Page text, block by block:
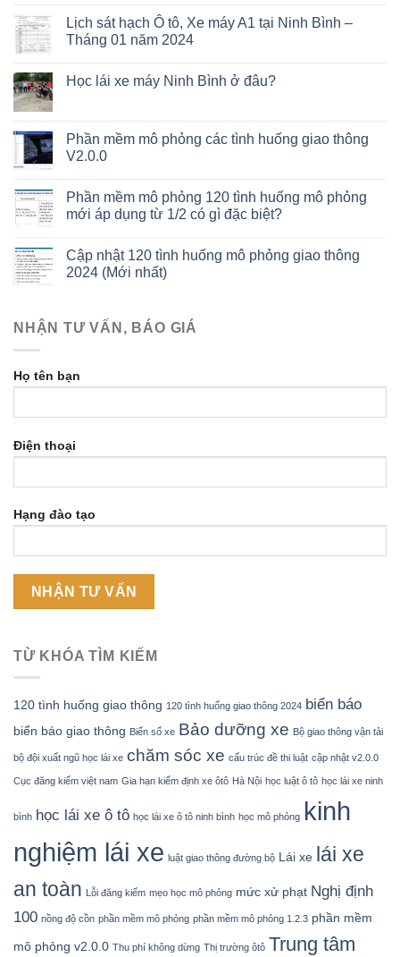
Lịch sát hạch Ô tô, Xe máy A1 tại Ninh Bình –
Tháng 01 năm 2024
Học lái xe máy Ninh Bình ở đâu?
Phần mềm mô phỏng các tình huống giao thông
V2.0.0
Phần mềm mô phỏng 120 tình huống mô phỏng
mới áp dụng từ 1/2 có gì đặc biệt?
Cập nhật 120 tình huống mô phỏng giao thông
2024 (Mới nhất)
NHẬN TƯ VẤN, BÁO GIÁ
Họ tên bạn
Điện thoại
Hạng đào tạo
TỪ KHÓA TÌM KIẾM
120 tình huống giao thông 120 tình huống giao thông 2024 biển báo
biển báo giao thông Biển số xe Bảo dưỡng xe Bộ giao thông vận tải
bộ đội xuất ngũ học lái xe chăm sóc xe cấu trúc đề thi luật cập nhật v2.0.0
Cục đăng kiểm việt nam Gia hạn kiểm định xe ôtô Hà Nội học luật ô tô học lái xe ninh
bình học lái xe ô tô học lái xe ô tô ninh bình học mô phỏng kinh
nghiệm lái xe luật giao thông đường bộ Lái xe
lái xe
an toàn
Lỗi đăng kiểm mẹo học mô phỏng mức xử phạt Nghị định
100 nồng độ cồn phần mềm mô phỏng phần mềm mô phỏng 1.2.3 phần mềm
mô phỏng v2.0.0 Thu phí không dừng Thị trường ôtô Trung tâm